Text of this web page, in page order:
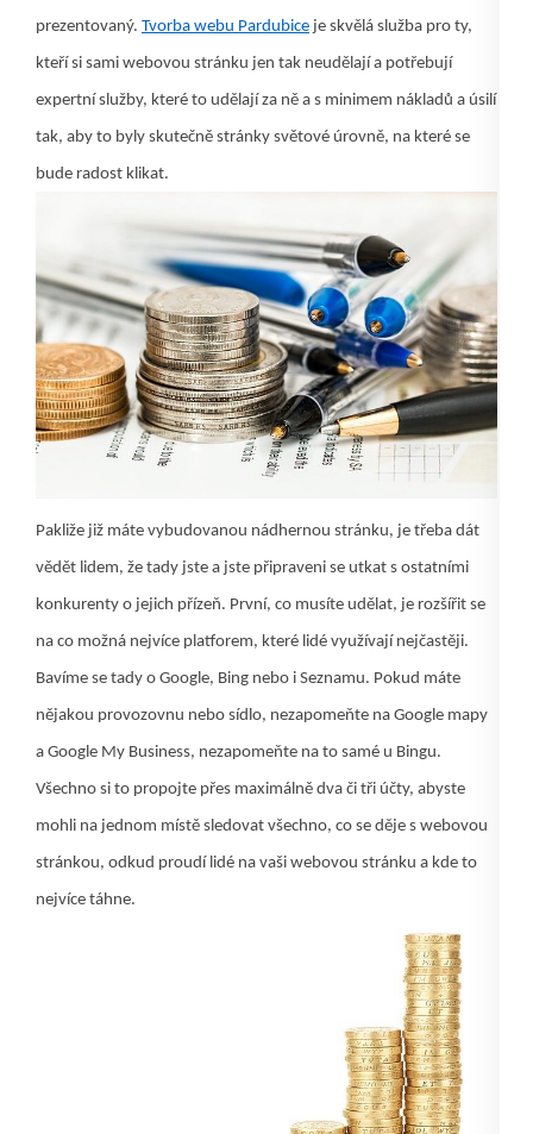
prezentovaný. Tvorba webu Pardubice je skvělá služba pro ty,
kteří si sami webovou stránku jen tak neudělají a potřebují
expertní služby, které to udělají za ně a s minimem nákladů a úsilí
tak, aby to byly skutečně stránky světové úrovně, na které se
bude radost klikat.
Pakliže již máte vybudovanou nádhernou stránku, je třeba dát
vědět lidem, že tady jste a jste připraveni se utkat s ostatními
konkurenty o jejich přízeň. První, co musíte udělat, je rozšířit se
na co možná nejvíce platforem, které lidé využívají nejčastěji.
Bavíme se tady o Google, Bing nebo i Seznamu. Pokud máte
nějakou provozovnu nebo sídlo, nezapomeňte na Google mapy
a Google My Business, nezapomeňte na to samé u Bingu.
Všechno si to propojte přes maximálně dva či tři účty, abyste
mohli na jednom místě sledovat všechno, co se děje s webovou
stránkou, odkud proudí lidé na vaši webovou stránku a kde to
nejvíce táhne.